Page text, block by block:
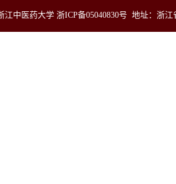
江中医药大学 浙ICP备05040830号 地址：浙